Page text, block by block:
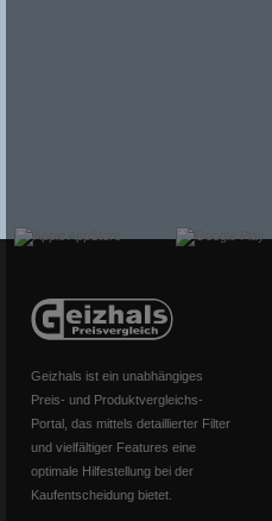
Geizhals ist ein unabhängiges
Preis- und Produktvergleichs-
Portal, das mittels detaillierter Filter
und vielfältiger Features eine
optimale Hilfestellung bei der
Kaufentscheidung bietet.